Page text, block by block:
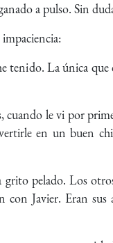
a pulso. Sin
tenido. La única
le vi por
en un buen
pelado. Los
Javier. Eran